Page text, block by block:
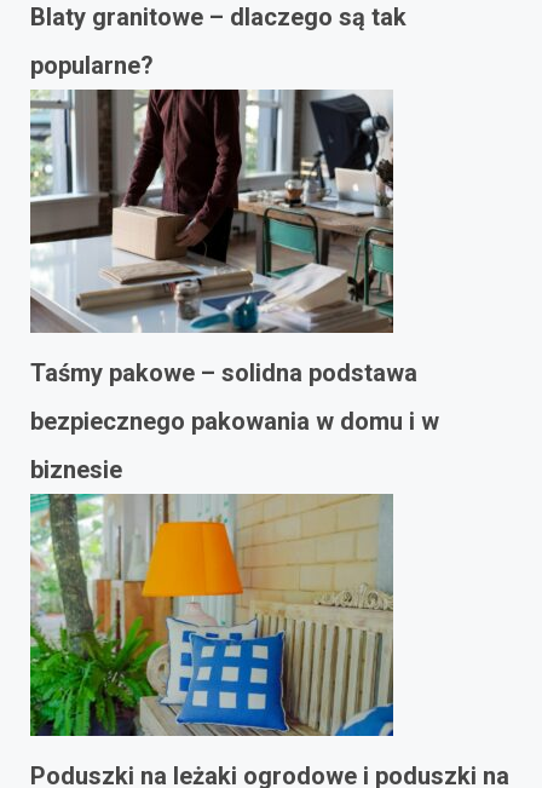
Blaty granitowe – dlaczego są tak
popularne?
Taśmy pakowe – solidna podstawa
bezpiecznego pakowania w domu i w
biznesie
Poduszki na leżaki ogrodowe i poduszki na